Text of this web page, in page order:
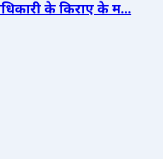
के किराए के म...